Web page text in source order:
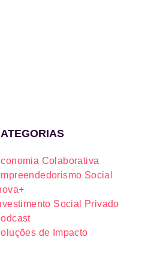
Colaborativa
Social
Social Privado
de Impacto